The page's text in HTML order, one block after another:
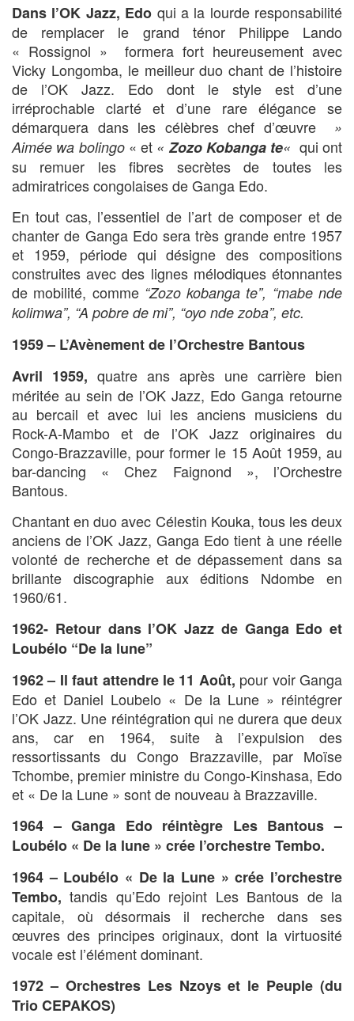
Dans l’OK Jazz, Edo qui a la lourde responsabilité
de remplacer le grand ténor Philippe Lando
« Rossignol » formera fort heureusement avec
Vicky Longomba, le meilleur duo chant de l’histoire
de l’OK Jazz. Edo dont le style est d’une
irréprochable clarté et d’une rare élégance se
démarquera dans les célèbres chef d’œuvre
»
Aimée wa bolingo « et « Zozo Kobanga te« qui ont
su remuer les fibres secrètes de toutes les
admiratrices congolaises de Ganga Edo.
En tout cas, l’essentiel de l’art de composer et de
chanter de Ganga Edo sera très grande entre 1957
et 1959, période qui désigne des compositions
construites avec des lignes mélodiques étonnantes
de mobilité, comme “Zozo kobanga te”, “mabe nde
kolimwa”, “A pobre de mi”, “oyo nde zoba”, etc.
1959 – L’Avènement de l’Orchestre Bantous
Avril 1959, quatre ans après une carrière bien
méritée au sein de l’OK Jazz, Edo Ganga retourne
au bercail et avec lui les anciens musiciens du
Rock-A-Mambo et de l’OK Jazz originaires du
Congo-Brazzaville, pour former le 15 Août 1959, au
bar-dancing « Chez Faignond », l’Orchestre
Bantous.
Chantant en duo avec Célestin Kouka, tous les deux
anciens de l’OK Jazz, Ganga Edo tient à une réelle
volonté de recherche et de dépassement dans sa
brillante discographie aux éditions Ndombe en
1960/61.
1962- Retour dans l’OK Jazz de Ganga Edo et
Loubélo “De la lune”
1962 – Il faut attendre le 11 Août, pour voir Ganga
Edo et Daniel Loubelo « De la Lune » réintégrer
l’OK Jazz. Une réintégration qui ne durera que deux
ans, car en 1964, suite à l’expulsion des
ressortissants du Congo Brazzaville, par Moïse
Tchombe, premier ministre du Congo-Kinshasa, Edo
et « De la Lune » sont de nouveau à Brazzaville.
1964 – Ganga Edo réintègre Les Bantous –
Loubélo « De la lune » crée l’orchestre Tembo.
1964 –Loubélo « De la Lune » crée l’orchestre
Tembo,tandis qu’Edo rejoint Les Bantous de la
capitale, où désormais il recherche dans ses
œuvres des principes originaux, dont la virtuosité
vocale est l’élément dominant.
1972 – Orchestres Les Nzoys et le Peuple (du
Trio CEPAKOS)